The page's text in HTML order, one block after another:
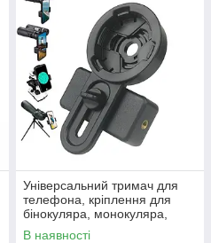
Універсальний тримач для
телефона, кріплення для
бінокуляра, монокуляра,
телескопа.
В наявності